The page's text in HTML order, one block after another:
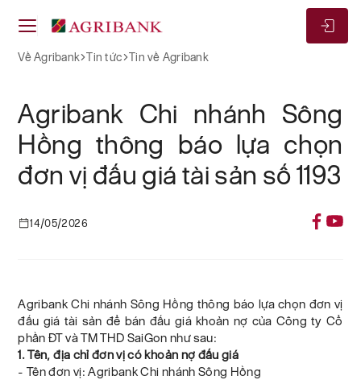
Về Agribank Tin tức Tin về Agribank
Agribank Chi nhánh Sông
Hồng thông báo lựa chọn
đơn vị đấu giá tài sản số 1193
14/05/2026
Agribank Chi nhánh Sông Hồng thông báo lựa chọn đơn vị
đấu giá tài sản để bán đấu giá khoản nợ của Công ty Cổ
phần ĐT và TM THD SaiGon như sau:
1. Tên, địa chỉ đơn vị có khoản nợ đấu giá
- Tên đơn vị: Agribank Chi nhánh Sông Hồng